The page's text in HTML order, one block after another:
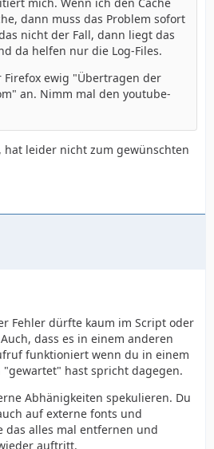
dann muss das Problem sofort
nicht der Fall, dann liegt das
da helfen nur die Log-Files.
Firefox ewig "Übertragen der
an. Nimm mal den youtube-
hat leider nicht zum gewünschten
Fehler dürfte kaum im Script oder
dass es in einem anderen
funktioniert wenn du in einem
"gewartet" hast spricht dagegen.
Abhänigkeiten spekulieren. Du
auf externe fonts und
das alles mal entfernen und
auftritt.